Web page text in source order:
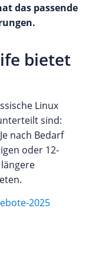
das passende
bietet
Linux
sind:
nach Bedarf
oder 12-